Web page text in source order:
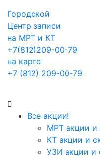
Городской
Центр записи
на МРТ и КТ
+7(812)209-00-79
на карте
+7 (812) 209-00-79
Все акции!
МРТ акции и
КТ акции и
УЗИ акции и